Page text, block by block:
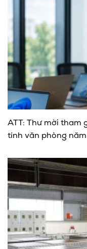
ATT: Thư mời tham
tính văn phòng